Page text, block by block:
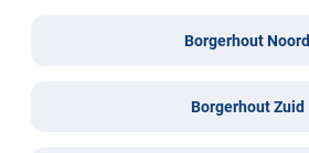
Borgerhout Noord
Borgerhout Zuid